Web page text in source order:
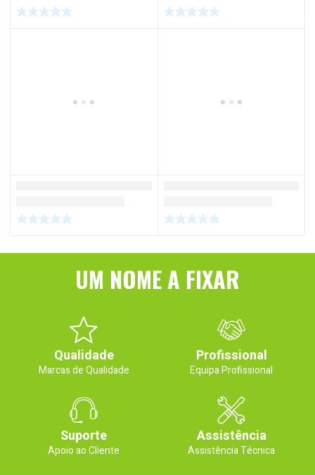
UM NOME A FIXAR
Qualidade
Marcas de Qualidade
Profissional
Equipa Profissional
Suporte
Apoio ao Cliente
Assistência
Assistência Técnica